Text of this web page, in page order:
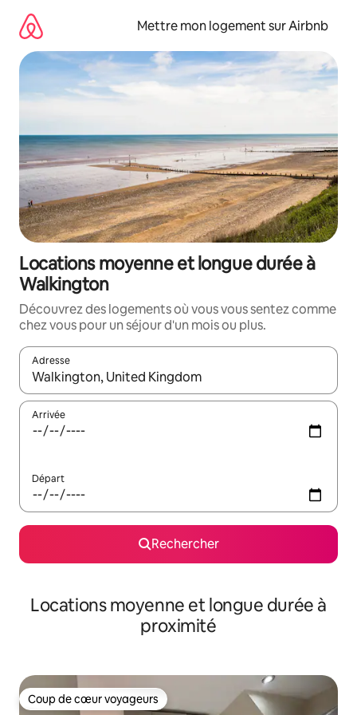
directement
contenu
Mettre mon logement sur Airbnb
Locations moyenne et longue durée à
Walkington
Découvrez des logements où vous vous sentez comme
chez vous pour un séjour d'un mois ou plus.
Adresse
Lorsque les résultats s'affichent, utilisez les flèches vers le
Arrivée
Départ
Rechercher
Locations moyenne et longue durée à
proximité
Coup de cœur voyageurs
Coup de cœur voyageurs